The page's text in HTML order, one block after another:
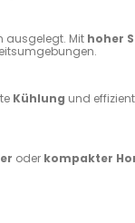
ausgelegt. Mit hoher
Kühlung und
oder kompakter